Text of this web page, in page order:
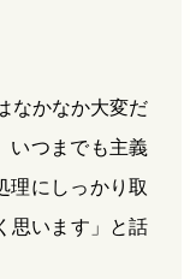
なかなか大変だ
いつまでも主義
理にしっかり取
思います」と話